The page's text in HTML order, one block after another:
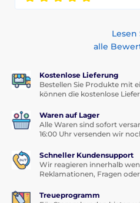
Lesen
alle
Kostenlose Lieferung
Bestellen Sie Produkte mit
können die kostenlose
Waren auf Lager
Alle Waren sind sofort
16:00 Uhr versenden wir
Schneller Kundensupport
Wir reagieren innerhalb
Reklamationen, Fragen
Treueprogramm